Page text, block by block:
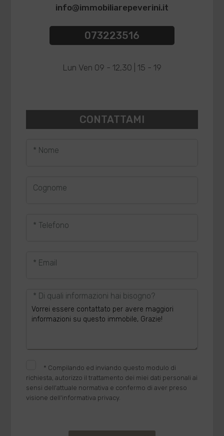
info@immobiliarepeverini.it
073223516
Lun Ven 09 - 12,30 | 15 - 19
CONTATTAMI
* Nome
Cognome
* Telefono
* Email
* Di quali informazioni hai bisogno?
* Compilando ed inviando questo modulo di
richiesta, autorizzo il trattamento dei miei dati personali ai
sensi dell'attuale normativa e confermo di aver preso
visione dell'informativa privacy.